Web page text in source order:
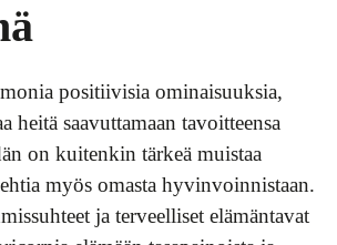
positiivisia ominaisuuksia,
heitä saavuttamaan tavoitteensa
on kuitenkin tärkeä muistaa
myös omasta hyvinvoinnistaan.
ja terveelliset elämäntavat